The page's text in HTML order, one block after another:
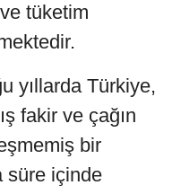
tüketim
yıllarda Türkiye,
fakir ve çağın
bir
süre içinde